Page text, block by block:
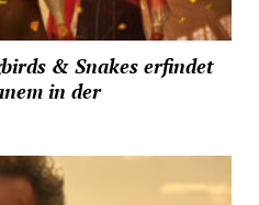
& Snakes erfindet
in der